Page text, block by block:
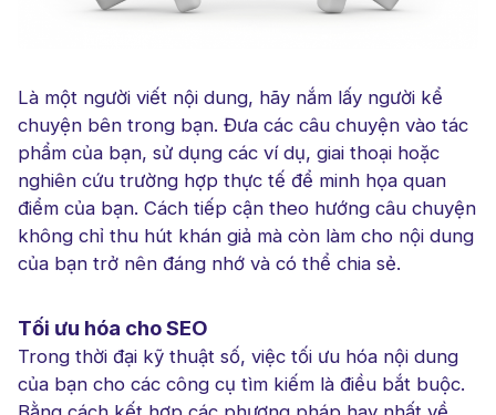
Là một người viết nội dung, hãy nắm lấy người kể
chuyện bên trong bạn. Đưa các câu chuyện vào tác
phẩm của bạn, sử dụng các ví dụ, giai thoại hoặc
nghiên cứu trường hợp thực tế để minh họa quan
điểm của bạn. Cách tiếp cận theo hướng câu chuyện
không chỉ thu hút khán giả mà còn làm cho nội dung
của bạn trở nên đáng nhớ và có thể chia sẻ.
Tối ưu hóa cho SEO
Trong thời đại kỹ thuật số, việc tối ưu hóa nội dung
của bạn cho các công cụ tìm kiếm là điều bắt buộc.